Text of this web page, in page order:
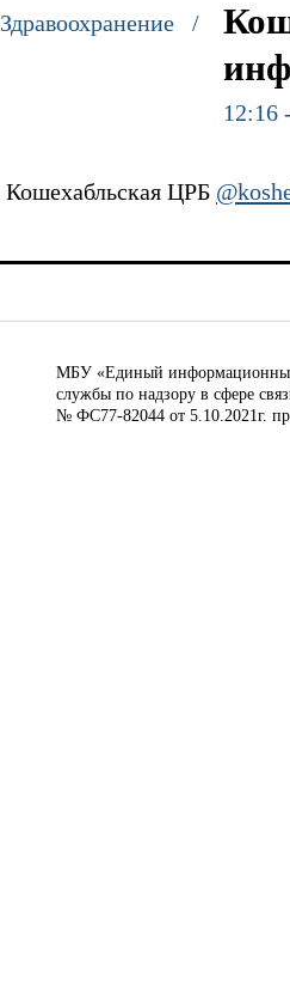
Здравоохранение /
12:16
Кошехабльская ЦРБ
МБУ «Единый информационный
службы по надзору в сфере
№ ФС77-82044 от 5.10.2021г.